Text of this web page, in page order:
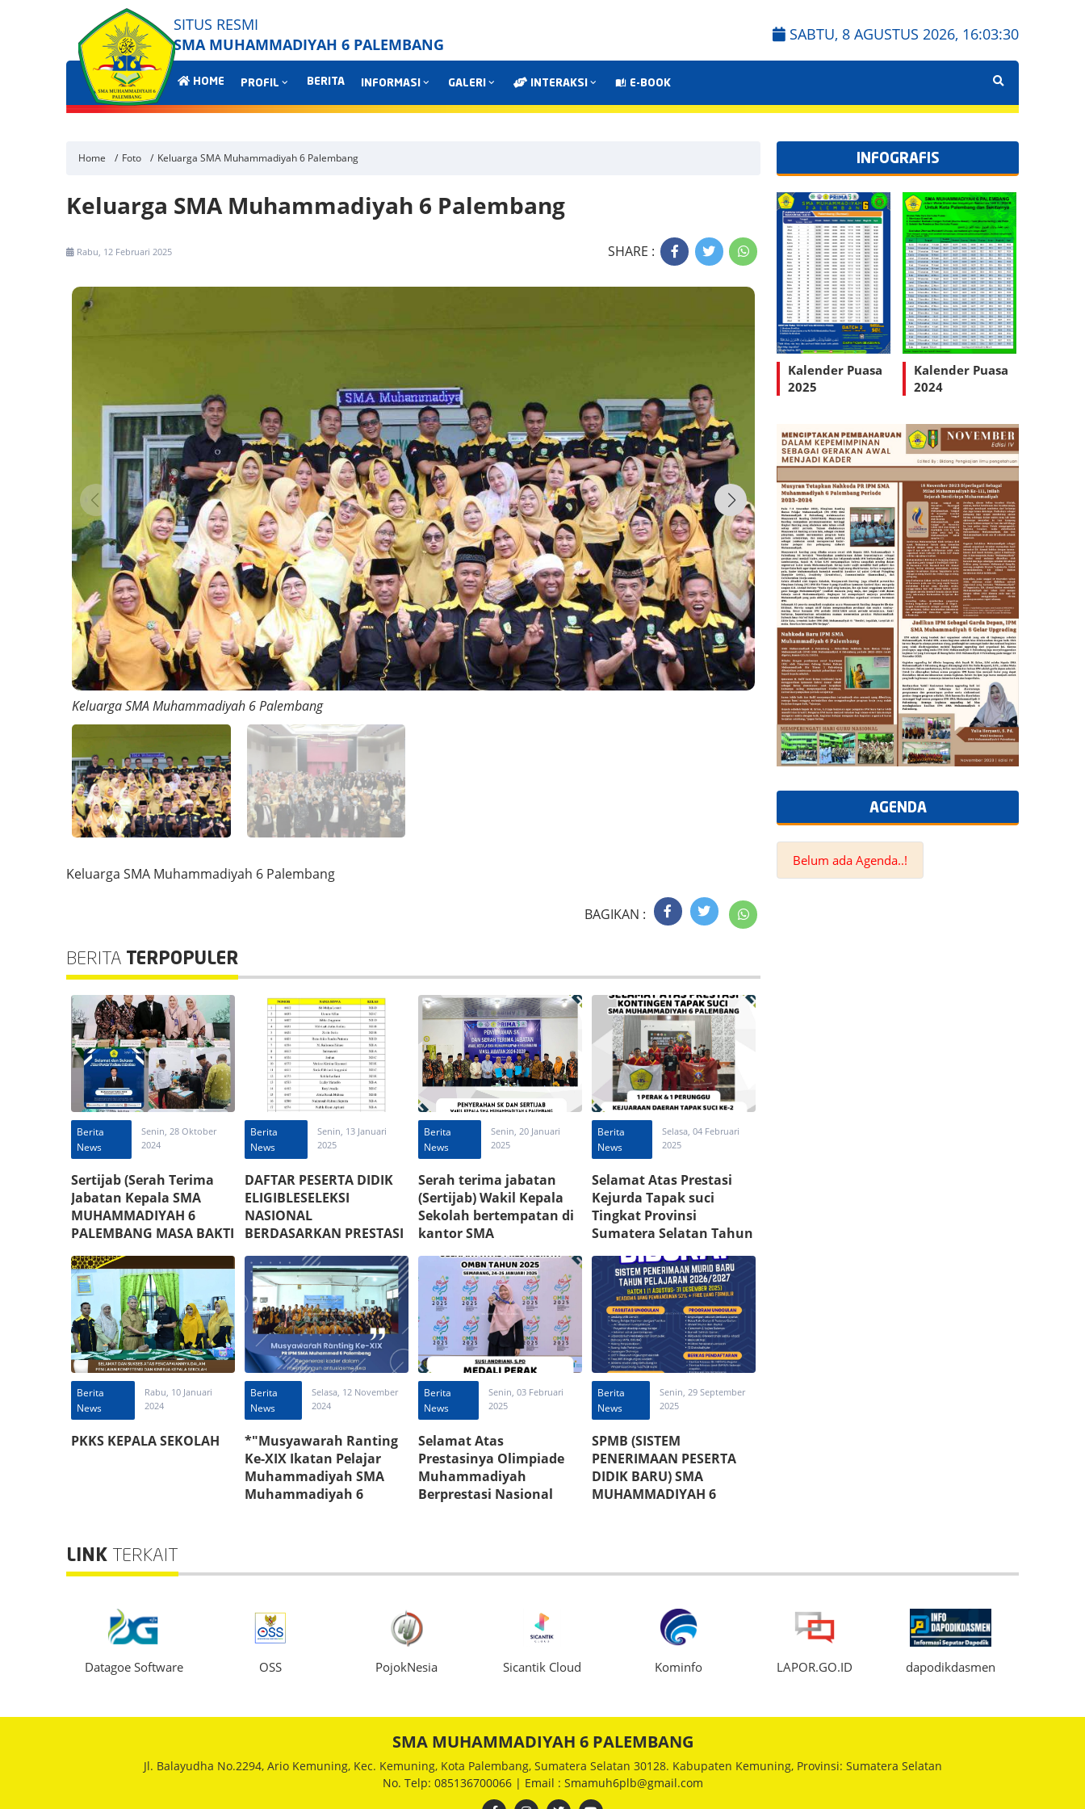
SITUS RESMI
SMA MUHAMMADIYAH 6 PALEMBANG
SABTU, 8 AGUSTUS 2026, 16:03:31
HOME PROFIL BERITA INFORMASI GALERI INTERAKSI E-BOOK
Home Foto Keluarga SMA Muhammadiyah 6 Palembang
Keluarga SMA Muhammadiyah 6 Palembang
Rabu, 12 Februari 2025 SHARE :
Keluarga SMA Muhammadiyah 6 Palembang
Keluarga SMA Muhammadiyah 6 Palembang
BAGIKAN :
BERITA TERPOPULER
Berita
News
Senin, 28 Oktober
2024
Sertijab (Serah Terima
Jabatan Kepala SMA
MUHAMMADIYAH 6
PALEMBANG MASA BAKTI
Berita
News
Senin, 13 Januari
2025
DAFTAR PESERTA DIDIK
ELIGIBLESELEKSI
NASIONAL
BERDASARKAN PRESTASI
MUHAMMADIYAH 6
PALEMBANG
Berita
News
Senin, 20 Januari
2025
Serah terima jabatan
(Sertijab) Wakil Kepala
Sekolah bertempatan di
kantor SMA
PALEMBANG
Berita
News
Selasa, 04 Februari
2025
Selamat Atas Prestasi
Kejurda Tapak suci
Tingkat Provinsi
Sumatera Selatan Tahun
Berita
News
Rabu, 10 Januari
2024
PKKS KEPALA SEKOLAH
Berita
News
Selasa, 12 November
2024
*"Musyawarah Ranting
Ke-XIX Ikatan Pelajar
Muhammadiyah SMA
Muhammadiyah 6
Berita
News
Senin, 03 Februari
2025
Selamat Atas
Prestasinya Olimpiade
Muhammadiyah
Berprestasi Nasional
Berita
News
Senin, 29 September
2025
SPMB (SISTEM
PENERIMAAN PESERTA
DIDIK BARU) SMA
MUHAMMADIYAH 6
INFOGRAFIS
Kalender Puasa
2025
Kalender Puasa
2024
AGENDA
Belum ada Agenda..!
LINK TERKAIT
OSS PojokNesia Sicantik Cloud Kominfo LAPOR.GO.ID dapodikdasmen ANBK
SMA MUHAMMADIYAH 6 PALEMBANG
Jl. Balayudha No.2294, Ario Kemuning, Kec. Kemuning, Kota Palembang, Sumatera Selatan 30128. Kabupaten Kemuning, Provinsi: Sumatera Selatan
No. Telp: 085136700066 | Email : Smamuh6plb@gmail.com